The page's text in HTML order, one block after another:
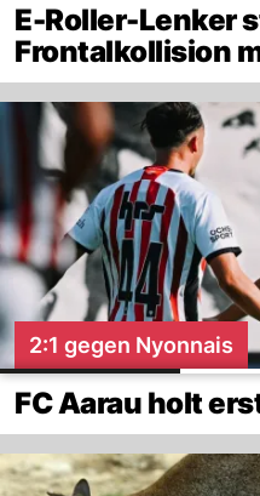
E-Roller-Lenker
Frontalkollision
2:1 gegen Nyonnais
FC Aarau holt